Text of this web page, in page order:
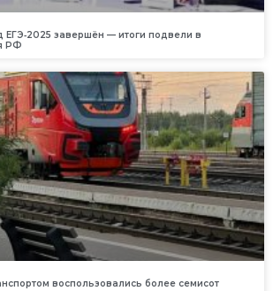
завершён — итоги подвели в
РФ
воспользовались более семисот